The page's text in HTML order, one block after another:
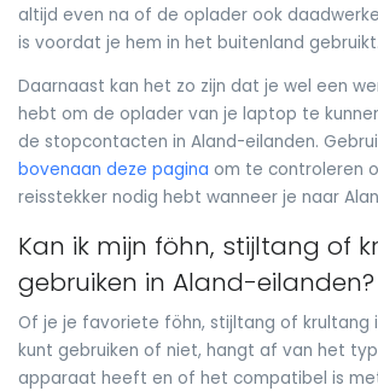
altijd even na of de oplader ook
is voordat je hem in het buitenland gebruikt.
Daarnaast kan het zo zijn dat je wel een
hebt om de oplader van je laptop te
de stopcontacten in Aland-eilanden.
bovenaan deze pagina om te controleren
reisstekker nodig hebt wanneer je naar
Kan ik mijn föhn, stijltang of
gebruiken in Aland-eilanden?
Of je je favoriete föhn, stijltang of krultang
kunt gebruiken of niet, hangt af van het
apparaat heeft en of het compatibel is